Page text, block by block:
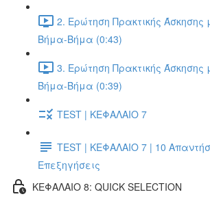
2. Ερώτηση Πρακτικής Άσκησης
Βήμα-Βήμα (0:43)
3. Ερώτηση Πρακτικής Άσκησης
Βήμα-Βήμα (0:39)
TEST | ΚΕΦΑΛΑΙΟ 7
TEST | ΚΕΦΑΛΑΙΟ 7 | 10
Επεξηγήσεις
ΚΕΦΑΛΑΙΟ 8: QUICK SELECTION